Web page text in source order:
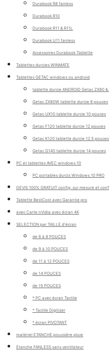
Durabook R8 fanless
Durabook R10
Durabook R11 & R11L
Durabook U11 fanless
Accessoires Durabook Tablette
Tablettes durcies WINMATE
Tablettes GETAC windows ou android
tablette durcie ANDROID Getac ZX80 &
Getac ZX80W tablette durcie 8 pouces
Getac UX10 tablette durcie 10 pouces
Getac F120 tablette durcie 12 pouces
Getac K120 tablette durcie 12.5 pouces
Getac G140 tablette durcie 14 pouces
PC et tablettes AVEC windows 10
PC portables durcis Windows 10 PRO
DEVIS 100% GRATUIT config. sur mesure et
Tablette BestCost avec Garantie pro
avec Carte nVidia avec écran 4K
SELECTION par TAILLE d'écran
de 6 à 8 POUCES
de 9 à 10 POUCES
de 11 à 12 POUCES
de 14 POUCES
de 15 POUCES
* PC avec écran Tactile
* Tactile Digitizer
* écran PIVOTANT
matériel ETANCHE poussière pluie
Etanche FANLESS sans ventilateur